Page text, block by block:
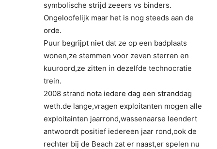
symbolische strijd zeeers vs binders.
Ongeloofelijk maar het is nog steeds aan de
orde.
Puur begrijpt niet dat ze op een badplaats
wonen,ze stemmen voor zeven sterren en
kuuroord,ze zitten in dezelfde technocratie
trein.
2008 strand nota iedere dag een stranddag
weth.de lange,vragen exploitanten mogen alle
exploitainten jaarrond,wassenaarse leendert
antwoordt positief iedereen jaar rond,ook de
rechter bij de Beach zat er naast,er spelen nu